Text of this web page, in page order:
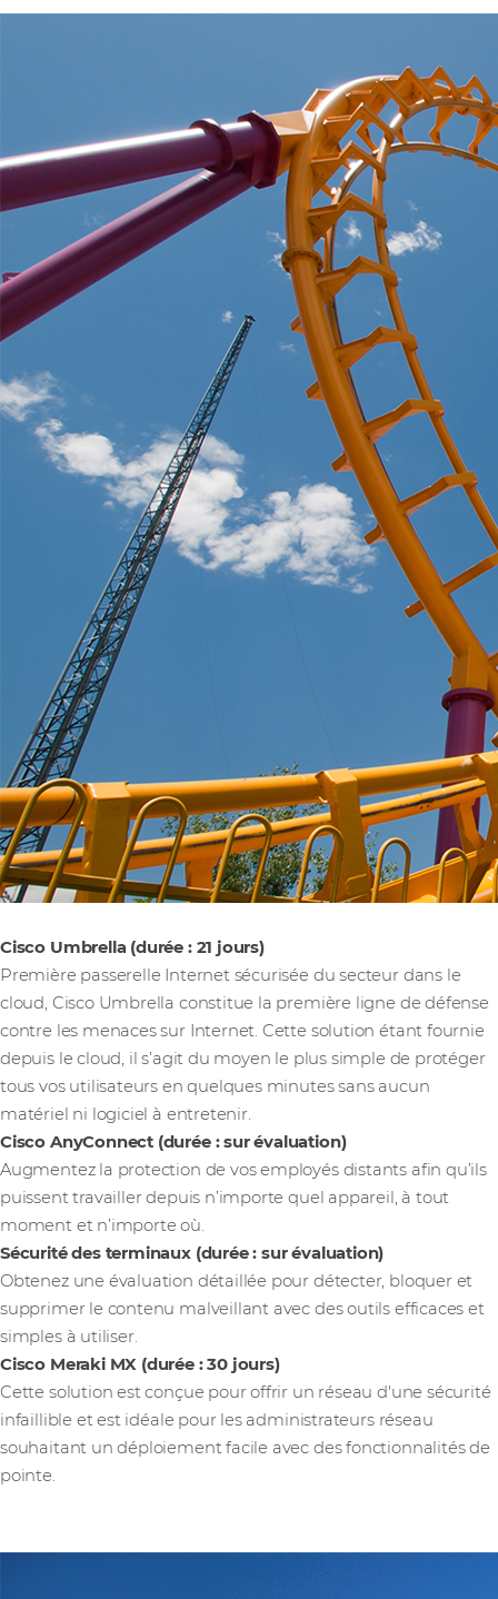
Cisco Umbrella (durée : 21 jours)
Première passerelle Internet sécurisée du secteur dans le
cloud, Cisco Umbrella constitue la première ligne de défense
contre les menaces sur Internet. Cette solution étant fournie
depuis le cloud, il s’agit du moyen le plus simple de protéger
tous vos utilisateurs en quelques minutes sans aucun
matériel ni logiciel à entretenir.
Cisco AnyConnect (durée : sur évaluation)
Augmentez la protection de vos employés distants afin qu’ils
puissent travailler depuis n’importe quel appareil, à tout
moment et n’importe où.
Sécurité des terminaux (durée : sur évaluation)
Obtenez une évaluation détaillée pour détecter, bloquer et
supprimer le contenu malveillant avec des outils efficaces et
simples à utiliser.
Cisco Meraki MX (durée : 30 jours)
Cette solution est conçue pour offrir un réseau d'une sécurité
infaillible et est idéale pour les administrateurs réseau
souhaitant un déploiement facile avec des fonctionnalités de
pointe.